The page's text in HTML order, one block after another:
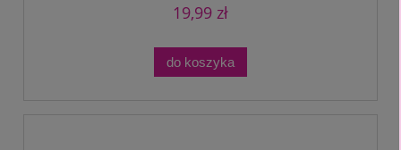
19,99 zł
do koszyka